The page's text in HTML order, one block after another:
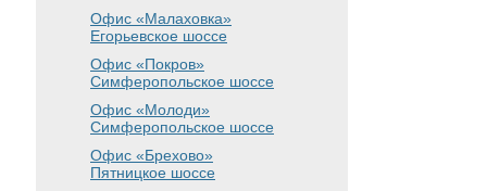
Офис «Малаховка»
Егорьевское шоссе
Офис «Покров»
Симферопольское шоссе
Офис «Молоди»
Симферопольское шоссе
Офис «Брехово»
Пятницкое шоссе